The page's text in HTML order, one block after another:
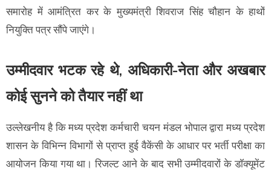
समारोह में आमंत्रित कर के मुख्यमंत्री शिवराज सिंह चौहान के हाथों
नियुक्ति पत्र सौंपे जाएंगे।
उम्मीदवार भटक रहे थे, अधिकारी-नेता और अखबार
कोई सुनने को तैयार नहीं था
उल्लेखनीय है कि मध्य प्रदेश कर्मचारी चयन मंडल भोपाल द्वारा मध्य प्रदेश
शासन के विभिन्न विभागों से प्राप्त हुई वैकेंसी के आधार पर भर्ती परीक्षा का
आयोजन किया गया था। रिजल्ट आने के बाद सभी उम्मीदवारों के डॉक्यूमेंट